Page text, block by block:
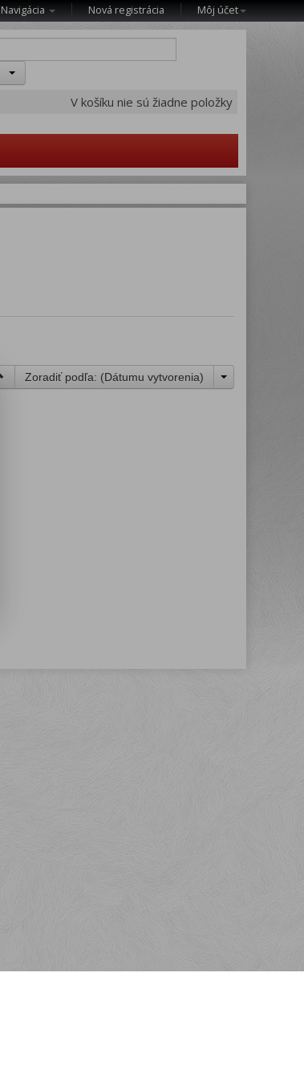
Navigácia Nová registrácia Môj účet
V košíku nie sú žiadne položky
Zoradiť podľa: (Dátumu vytvorenia)